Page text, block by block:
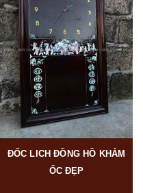
ĐỐC LICH ĐỒNG HỒ KHẢM
ỐC ĐẸP